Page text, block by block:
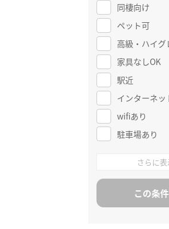
同棲向け
ペット可
高級・ハイグ
家具なしOK
駅近
インターネッ
wifiあり
駐車場あり
さらに表